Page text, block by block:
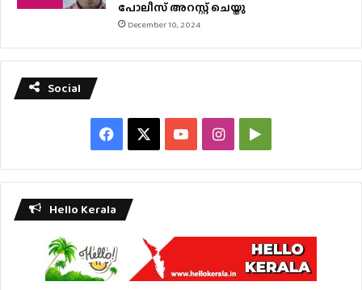
പോലീസ് അറസ്റ്റ് ചെയ്തു
December 10, 2024
Social
Facebook YouTubeInstagramGoogle
Play
Hello Kerala